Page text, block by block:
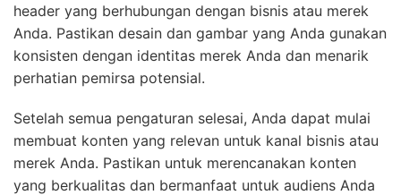
header yang berhubungan dengan bisnis atau merek
Anda. Pastikan desain dan gambar yang Anda gunakan
konsisten dengan identitas merek Anda dan menarik
perhatian pemirsa potensial.
Setelah semua pengaturan selesai, Anda dapat mulai
membuat konten yang relevan untuk kanal bisnis atau
merek Anda. Pastikan untuk merencanakan konten
yang berkualitas dan bermanfaat untuk audiens Anda